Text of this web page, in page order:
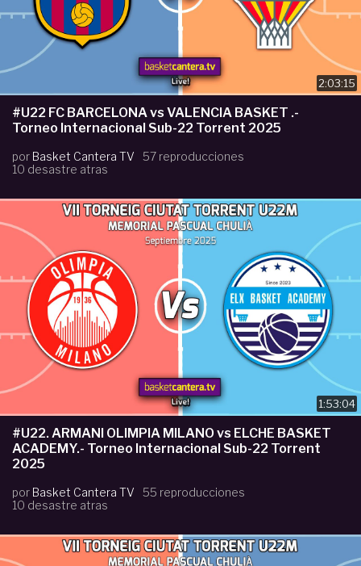
2:03:15
#U22 FC BARCELONA vs VALENCIA BASKET .-
Torneo Internacional Sub-22 Torrent 2025
por Basket Cantera TV
57 reproducciones
10 desastre atras
1:53:04
#U22. ARMANI OLIMPIA MILANO vs ELCHE BASKET
ACADEMY.- Torneo Internacional Sub-22 Torrent
2025
por Basket Cantera TV
55 reproducciones
10 desastre atras